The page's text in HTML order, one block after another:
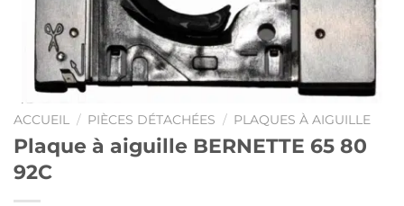
ACCUEIL / PIÈCES DÉTACHÉES / PLAQUES À AIGUILLE
Plaque à aiguille BERNETTE 65 80
92C